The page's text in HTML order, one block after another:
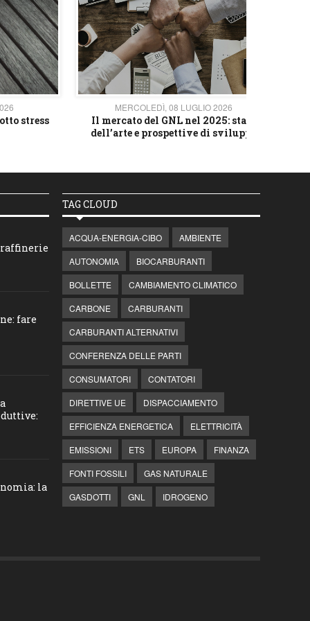
stress
MERCOLEDÌ, 08 LUGLIO 2026
Il mercato del GNL nel 2025: stato
dell’arte e prospettive di sviluppo
raffinerie
fare
la
TAG CLOUD
ACQUA-ENERGIA-CIBO
AMBIENTE
AUTONOMIA
BIOCARBURANTI
BOLLETTE
CAMBIAMENTO CLIMATICO
CARBONE
CARBURANTI
CARBURANTI ALTERNATIVI
CONFERENZA DELLE PARTI
CONSUMATORI
CONTATORI
DIRETTIVE UE
DISPACCIAMENTO
EFFICIENZA ENERGETICA
ELETTRICITÀ
EMISSIONI
ETS EUROPA
FINANZA
FONTI FOSSILI
GAS NATURALE
GASDOTTI
GNL IDROGENO